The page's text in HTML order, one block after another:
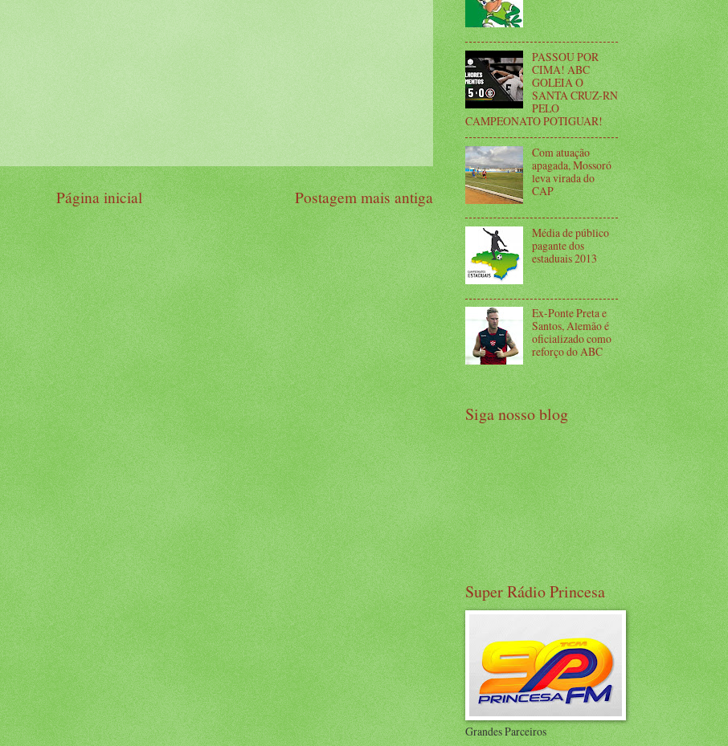
Postagem mais antiga
Página inicial
PASSOU POR
CIMA! ABC
GOLEIA O
SANTA CRUZ-RN
PELO
CAMPEONATO POTIGUAR!
Com atuação
apagada, Mossoró
leva virada do
CAP
Média de público
pagante dos
estaduais 2013
Ex-Ponte Preta e
Santos, Alemão é
oficializado como
reforço do ABC
Siga nosso blog
Super Rádio Princesa
Grandes Parceiros